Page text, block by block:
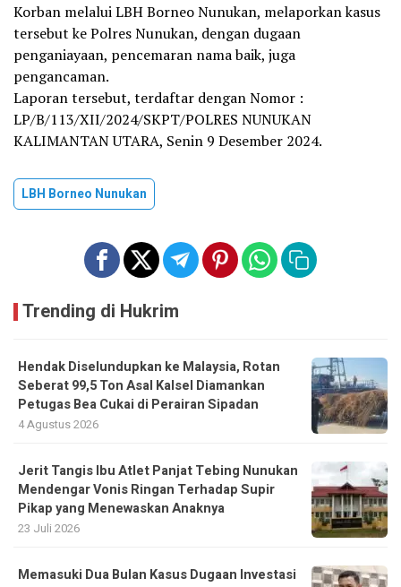
Korban melalui LBH Borneo Nunukan, melaporkan kasus
tersebut ke Polres Nunukan, dengan dugaan
penganiayaan, pencemaran nama baik, juga
pengancaman.
Laporan tersebut, terdaftar dengan Nomor :
LP/B/113/XII/2024/SKPT/POLRES NUNUKAN
KALIMANTAN UTARA, Senin 9 Desember 2024.
LBH Borneo Nunukan
Trending di Hukrim
Hendak Diselundupkan ke Malaysia, Rotan
Seberat 99,5 Ton Asal Kalsel Diamankan
Petugas Bea Cukai di Perairan Sipadan
4 Agustus 2026
Jerit Tangis Ibu Atlet Panjat Tebing Nunukan
Mendengar Vonis Ringan Terhadap Supir
Pikap yang Menewaskan Anaknya
23 Juli 2026
Memasuki Dua Bulan Kasus Dugaan Investasi